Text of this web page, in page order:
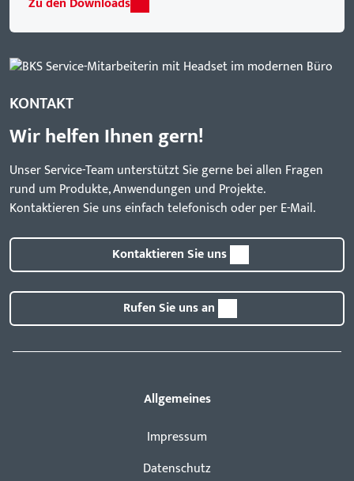
KONTAKT
Wir helfen Ihnen gern!
Unser Service-Team unterstützt Sie gerne bei allen Fragen
rund um Produkte, Anwendungen und Projekte.
Kontaktieren Sie uns einfach telefonisch oder per E-Mail.
Kontaktieren Sie uns
Rufen Sie uns an
Allgemeines
Impressum
Datenschutz